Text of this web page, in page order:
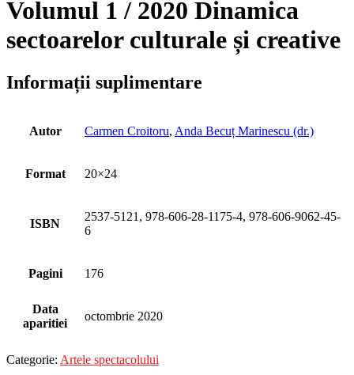
Volumul 1 / 2020 Dinamica
sectoarelor culturale și creative
Informații suplimentare
Autor Carmen Croitoru, Anda Becuț Marinescu (dr.)
Format 20×24
ISBN
2537-5121, 978-606-28-1175-4, 978-606-9062-45-
6
Pagini 176
Data
aparitiei
octombrie 2020
Categorie: Artele spectacolului